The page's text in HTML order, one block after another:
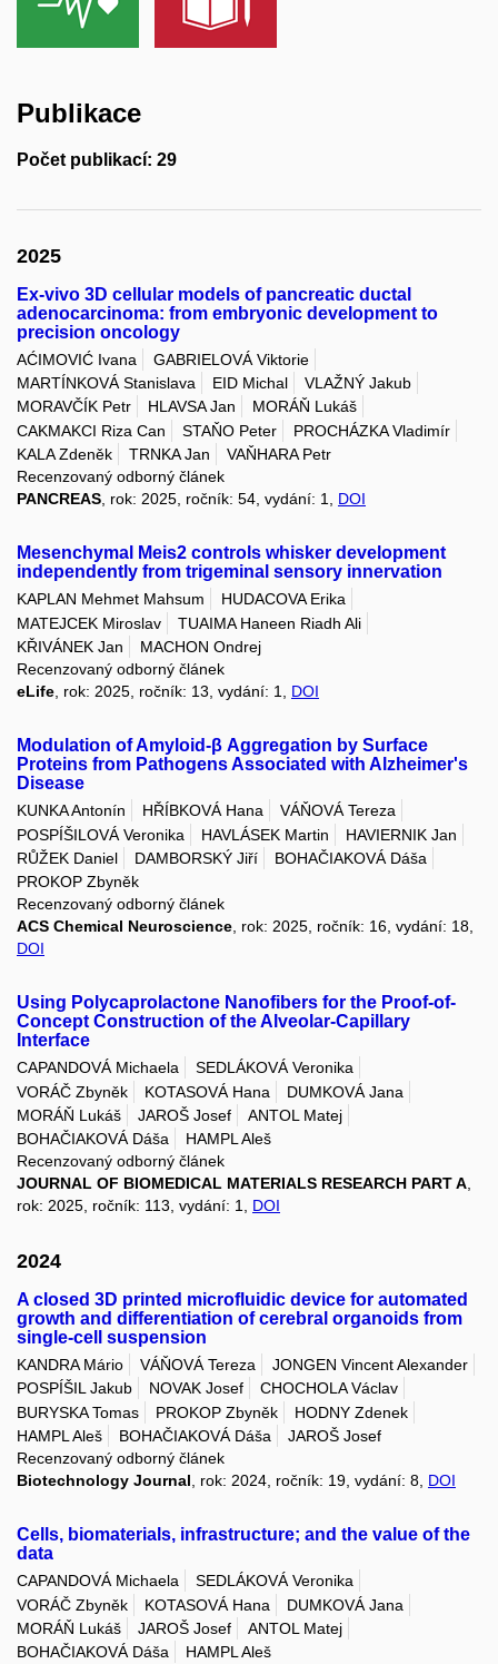
Publikace
Počet publikací: 29
2025
Ex-vivo 3D cellular models of pancreatic ductal
adenocarcinoma: from embryonic development to
precision oncology
AĆIMOVIĆ Ivana
GABRIELOVÁ Viktorie
MARTÍNKOVÁ Stanislava
EID Michal
VLAŽNÝ Jakub
MORAVČÍK Petr
HLAVSA Jan
MORÁŇ Lukáš
CAKMAKCI Riza Can
STAŇO Peter
PROCHÁZKA Vladimír
KALA Zdeněk
TRNKA Jan
VAŇHARA Petr
Recenzovaný odborný článek
PANCREAS , rok: 2025, ročník: 54, vydání: 1, DOI
Mesenchymal Meis2 controls whisker development
independently from trigeminal sensory innervation
KAPLAN Mehmet Mahsum
HUDACOVA Erika
MATEJCEK Miroslav
TUAIMA Haneen Riadh Ali
KŘIVÁNEK Jan
MACHON Ondrej
Recenzovaný odborný článek
eLife , rok: 2025, ročník: 13, vydání: 1, DOI
Modulation of Amyloid-β Aggregation by Surface
Proteins from Pathogens Associated with Alzheimer's
Disease
KUNKA Antonín HŘÍBKOVÁ Hana
VÁŇOVÁ Tereza
POSPÍŠILOVÁ Veronika
HAVLÁSEK Martin
HAVIERNIK Jan
RŮŽEK Daniel
DAMBORSKÝ Jiří
BOHAČIAKOVÁ Dáša
PROKOP Zbyněk
Recenzovaný odborný článek
ACS Chemical Neuroscience , rok: 2025, ročník: 16, vydání: 18,
DOI
Using Polycaprolactone Nanofibers for the Proof-of-
Concept Construction of the Alveolar-Capillary
Interface
CAPANDOVÁ Michaela
SEDLÁKOVÁ Veronika
VORÁČ Zbyněk
KOTASOVÁ Hana
DUMKOVÁ Jana
MORÁŇ Lukáš
JAROŠ Josef
ANTOL Matej
BOHAČIAKOVÁ Dáša
HAMPL Aleš
Recenzovaný odborný článek
JOURNAL OF BIOMEDICAL MATERIALS RESEARCH PART A,
rok: 2025, ročník: 113, vydání: 1, DOI
2024
A closed 3D printed microfluidic device for automated
growth and differentiation of cerebral organoids from
single-cell suspension
KANDRA Mário VÁŇOVÁ Tereza
JONGEN Vincent Alexander
POSPÍŠIL Jakub
NOVAK Josef
CHOCHOLA Václav
BURYSKA Tomas
PROKOP Zbyněk
HODNY Zdenek
HAMPL Aleš
BOHAČIAKOVÁ Dáša
JAROŠ Josef
Recenzovaný odborný článek
Biotechnology Journal , rok: 2024, ročník: 19, vydání: 8, DOI
Cells, biomaterials, infrastructure; and the value of the
data
CAPANDOVÁ Michaela
SEDLÁKOVÁ Veronika
VORÁČ Zbyněk
KOTASOVÁ Hana
DUMKOVÁ Jana
MORÁŇ Lukáš
JAROŠ Josef
ANTOL Matej
BOHAČIAKOVÁ Dáša
HAMPL Aleš